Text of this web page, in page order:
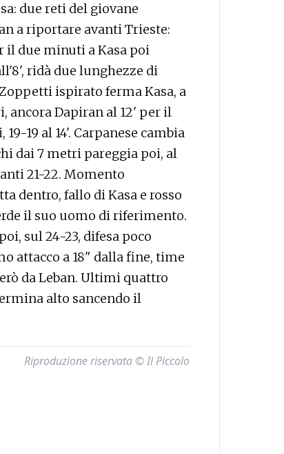
due reti del giovane
a riportare avanti Trieste:
il due minuti a Kasa poi
ridà due lunghezze di
ispirato ferma Kasa, a
ancora Dapiran al 12' per il
19 al 14'. Carpanese cambia
dai 7 metri pareggia poi, al
21-22. Momento
dentro, fallo di Kasa e rosso
il suo uomo di riferimento.
sul 24-23, difesa poco
attacco a 18" dalla fine, time
da Leban. Ultimi quattro
alto sancendo il
Riproduzione riservata © Il Piccolo